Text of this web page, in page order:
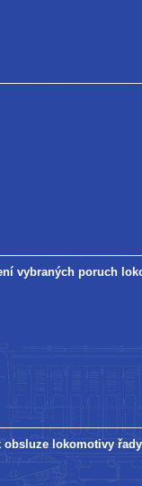
vybraných poruch
obsluze lokomotivy